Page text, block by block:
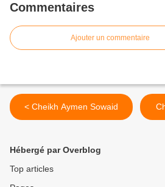
Commentaires
Ajouter un commentaire
< Cheikh Aymen Sowaid
Hébergé par Overblog
Top articles